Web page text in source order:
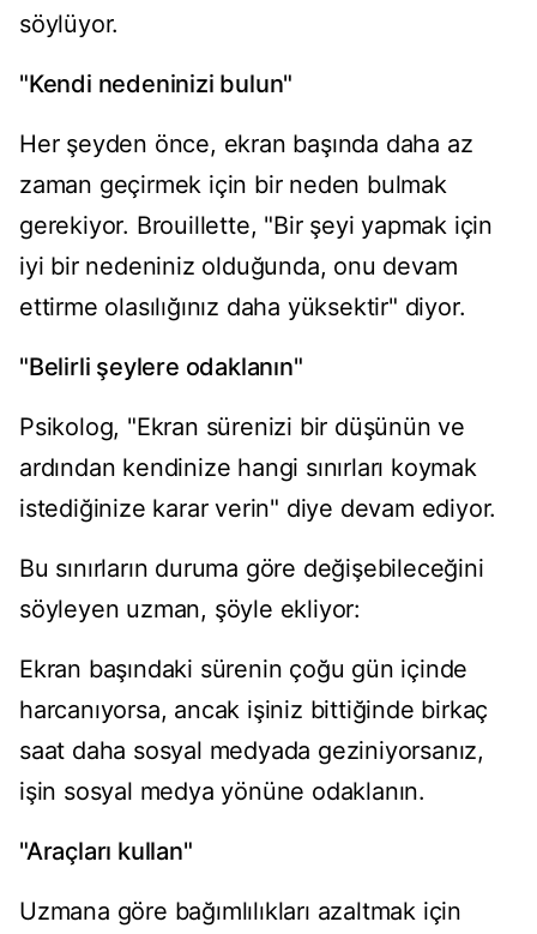
söylüyor.
"Kendi nedeninizi bulun"
Her şeyden önce, ekran başında daha az
zaman geçirmek için bir neden bulmak
gerekiyor. Brouillette, "Bir şeyi yapmak için
iyi bir nedeniniz olduğunda, onu devam
ettirme olasılığınız daha yüksektir" diyor.
"Belirli şeylere odaklanın"
Psikolog, "Ekran sürenizi bir düşünün ve
ardından kendinize hangi sınırları koymak
istediğinize karar verin" diye devam ediyor.
Bu sınırların duruma göre değişebileceğini
söyleyen uzman, şöyle ekliyor:
Ekran başındaki sürenin çoğu gün içinde
harcanıyorsa, ancak işiniz bittiğinde birkaç
saat daha sosyal medyada geziniyorsanız,
işin sosyal medya yönüne odaklanın.
"Araçları kullan"
Uzmana göre bağımlılıkları azaltmak için